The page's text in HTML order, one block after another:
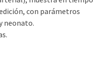
con parámetros
neonato.